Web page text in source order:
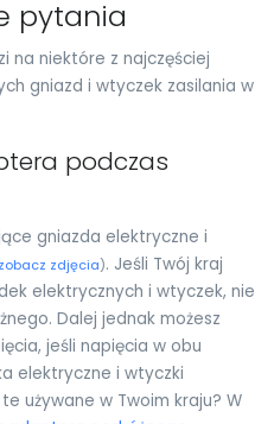
pytania
na niektóre z najczęściej
gniazd i wtyczek zasilania w
podczas
gniazda elektryczne i
zobacz zdjęcia). Jeśli Twój kraj
elektrycznych i wtyczek, nie
Dalej jednak możesz
jeśli napięcia w obu
elektryczne i wtyczki
używane w Twoim kraju? W